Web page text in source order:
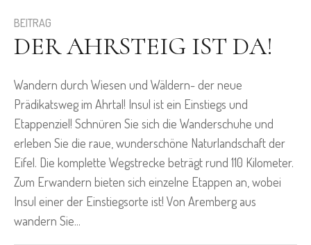
BEITRAG
DER AHRSTEIG IST DA!
Wandern durch Wiesen und Wäldern- der neue
Prädikatsweg im Ahrtal! Insul ist ein Einstiegs und
Etappenziel! Schnüren Sie sich die Wanderschuhe und
erleben Sie die raue, wunderschöne Naturlandschaft der
Eifel. Die komplette Wegstrecke beträgt rund 110 Kilometer.
Zum Erwandern bieten sich einzelne Etappen an, wobei
Insul einer der Einstiegsorte ist! Von Aremberg aus
wandern Sie...